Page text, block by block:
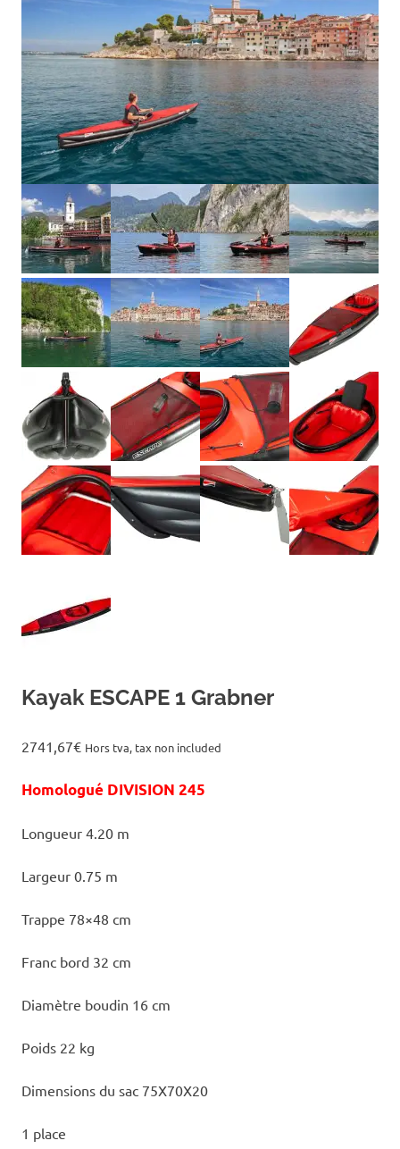
Kayak ESCAPE 1 Grabner
2741,67€ Hors tva, tax non included
Homologué DIVISION 245
Longueur 4.20 m
Largeur 0.75 m
Trappe 78×48 cm
Franc bord 32 cm
Diamètre boudin 16 cm
Poids 22 kg
Dimensions du sac 75X70X20
1 place